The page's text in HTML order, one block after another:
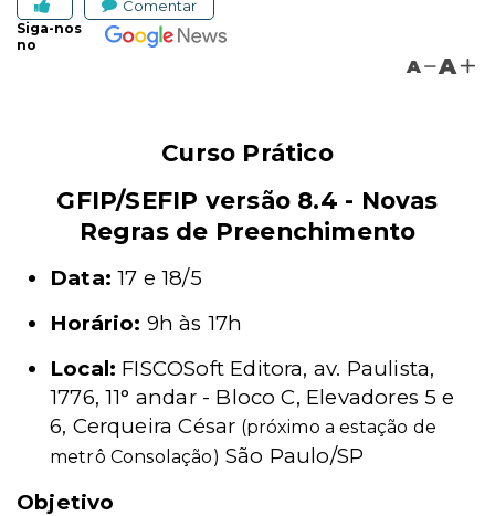
Comentar
Siga-nos
no
A A
Curso Prático
GFIP/SEFIP versão 8.4 - Novas
Regras de Preenchimento
Data: 17 e 18/5
Horário: 9h às 17h
Local: FISCOSoft Editora, av. Paulista,
1776, 11° andar - Bloco C, Elevadores 5 e
6, Cerqueira César (próximo a estação de
metrô Consolação) São Paulo/SP
Objetivo